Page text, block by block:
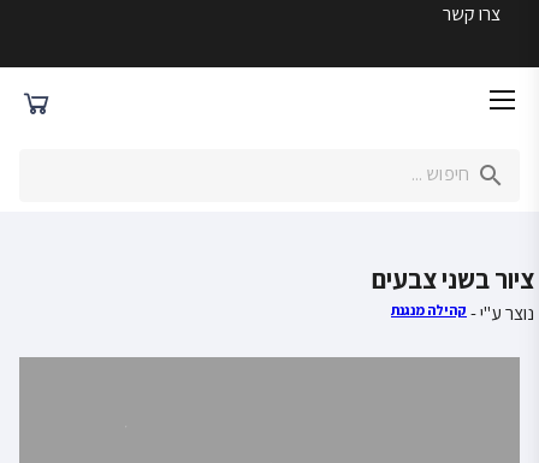
צרו קשר
ציור בשני צבעים
נוצר ע"י - קהילה מנגנת